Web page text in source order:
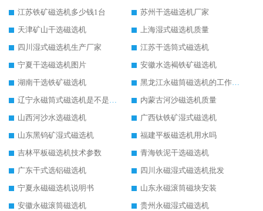
江苏铁矿磁选机多少钱1台
苏州干选磁选机厂家
天津矿山干选磁选机
上海湿式磁选机质量
四川湿式磁选机生产厂家
江苏干选筒式磁选机
宁夏干选磁选机图片
安徽水选褐铁矿磁选机
湖南干选铁矿磁选机
黑龙江永磁筒磁选机的工作原理
辽宁永磁筒式磁选机是不是强磁
内蒙古河沙磁选机质量
山西河沙水选磁选机
广西钛铁矿湿式磁选机
山东黑钨矿湿式磁选机
福建平板磁选机用水吗
吉林平板磁选机技术参数
青海铁泥干选磁选机
广东干式选铝磁选机
四川永磁湿式磁选机批发
宁夏永磁磁选机说明书
山东永磁滚筒磁块安装
安徽永磁滚筒磁选机
贵州永磁湿式磁选机